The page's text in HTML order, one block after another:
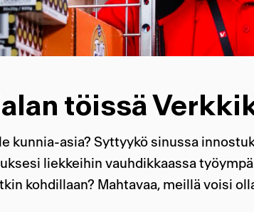
töissä
kunnia-asia? Syttyykö sinussa
liekkeihin vauhdikkaassa
kohdillaan? Mahtavaa, meillä voisi